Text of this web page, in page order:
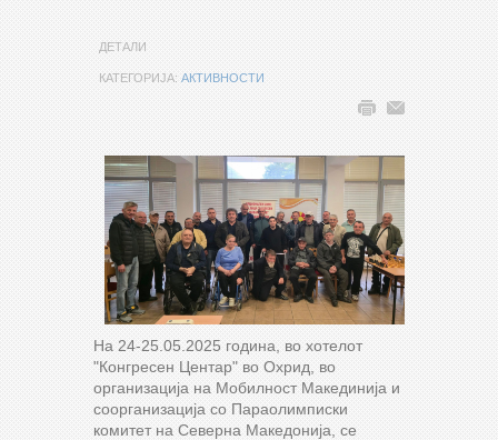
ДЕТАЛИ
КАТЕГОРИЈА: АКТИВНОСТИ
На 24-25.05.2025 година, во хотелот
"Конгресен Центар" во Охрид, во
организација на Мобилност Макединија и
соорганизација со Параолимписки
комитет на Северна Македонија, се